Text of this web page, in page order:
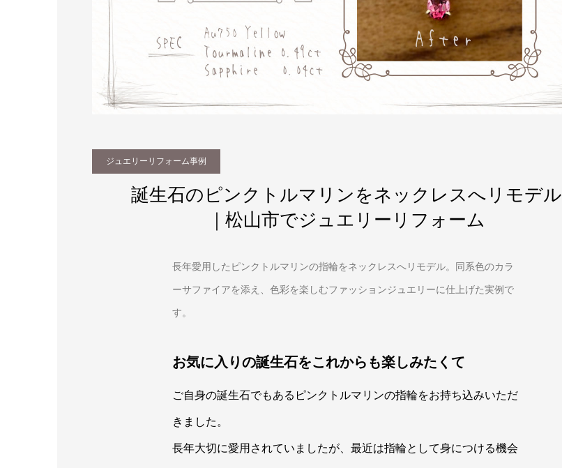
ジュエリーリフォーム事例
誕生石のピンクトルマリンをネックレスへリモデル
｜松山市でジュエリーリフォーム
長年愛用したピンクトルマリンの指輪をネックレスへリモデル。同系色のカラ
ーサファイアを添え、色彩を楽しむファッションジュエリーに仕上げた実例で
す。
お気に入りの誕生石をこれからも楽しみたくて
ご自身の誕生石でもあるピンクトルマリンの指輪をお持ち込みいただ
きました。
長年大切に愛用されていましたが、最近は指輪として身につける機会